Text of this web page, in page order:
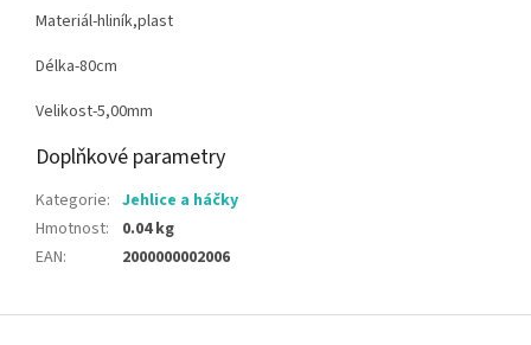
Materiál-hliník,plast
Délka-80cm
Velikost-5,00mm
Doplňkové parametry
Kategorie: Jehlice a háčky
Hmotnost:
0.04 kg
EAN: 2000000002006
Z